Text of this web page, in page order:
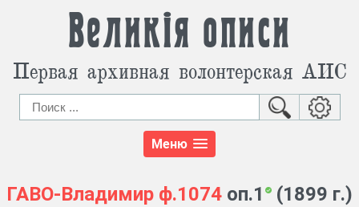
Великія описи
Первая архивная волонтерская АИС
Меню
ГАВО-Владимир ф.1074 оп.1 (1899 г.)